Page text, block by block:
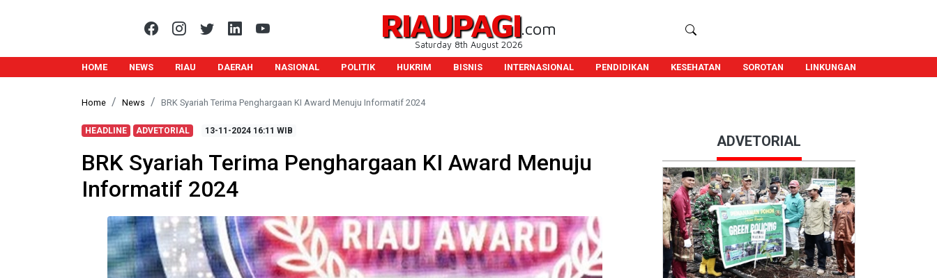
RIAUPAGI.com
Saturday 8th August 2026
HOME NEWS RIAU DAERAH NASIONAL POLITIK HUKRIM BISNIS INTERNASIONAL PENDIDIKAN KESEHATAN SOROTAN LINKUNGAN
Home News BRK Syariah Terima Penghargaan KI Award Menuju Informatif 2024
HEADLINE ADVETORIAL 13-11-202416:11 WIB
BRK Syariah Terima Penghargaan KI Award Menuju
Informatif 2024
ADVETORIAL